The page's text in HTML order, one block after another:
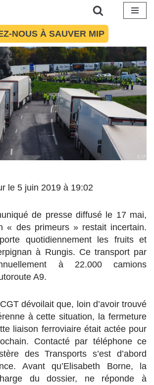
NOUS À SAUVER MIP
le 5 juin 2019 à 19:02
de presse diffusé le 17 mai,
« des primeurs » restait incertain.
quotidiennement les fruits et
à Rungis. Ce transport par
à 22.000 camions
A9.
dévoilait que, loin d’avoir trouvé
à cette situation, la fermeture
liaison ferroviaire était actée pour
Contacté par téléphone ce
des Transports s’est d’abord
Avant qu’Elisabeth Borne, la
du dossier, ne réponde à